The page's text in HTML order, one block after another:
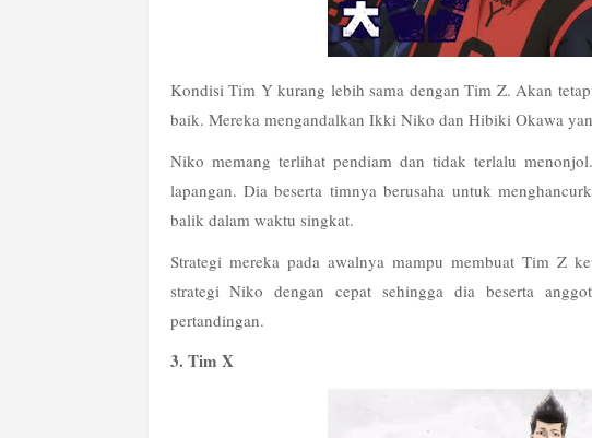
Kondisi Tim Y kurang lebih sama dengan Tim Z. Akan
baik. Mereka mengandalkan Ikki Niko dan Hibiki Okawa
Niko memang terlihat pendiam dan tidak terlalu
lapangan. Dia beserta timnya berusaha untuk
balik dalam waktu singkat.
Strategi mereka pada awalnya mampu membuat Tim Z
strategi Niko dengan cepat sehingga dia beserta
pertandingan.
3. Tim X